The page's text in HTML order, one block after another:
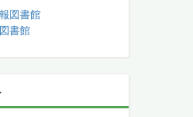
図書館
書館